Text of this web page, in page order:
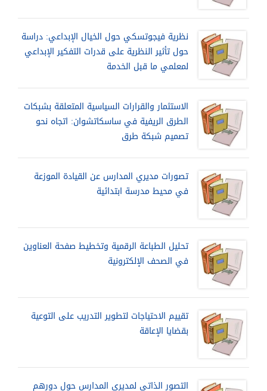
نظرية فيجوتسكي حول الخيال الإبداعي: دراسة
حول تأثير النظرية على قدرات التفكير الإبداعي
لمعلمي ما قبل الخدمة
الاستثمار والقرارات السياسية المتعلقة بشبكات
الطرق الريفية في ساسكاتشوان: اتجاه نحو
تصميم شبكة طرق
تصورات مديري المدارس عن القيادة الموزعة
في محيط مدرسة ابتدائية
تحليل الطباعة الرقمية وتخطيط صفحة العناوين
في الصحف الإلكترونية
تقييم الاحتياجات لتطوير التدريب على التوعية
بقضايا الإعاقة
التصور الذاتي لمديري المدارس حول دورهم